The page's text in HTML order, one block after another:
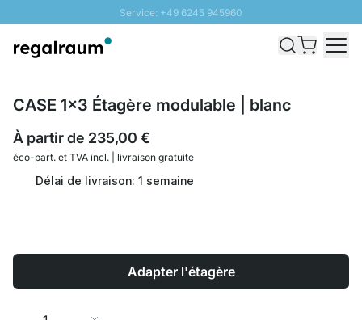
Service: +49 6245 945960
Livraison rapide - Livraison gratuite dès 100€
CASE 1x3 Étagère modulable | blanc
À partir de 235,00 €
éco-part. et TVA incl. | livraison gratuite
Délai de livraison: 1 semaine
Adapter l'étagère
Quantité